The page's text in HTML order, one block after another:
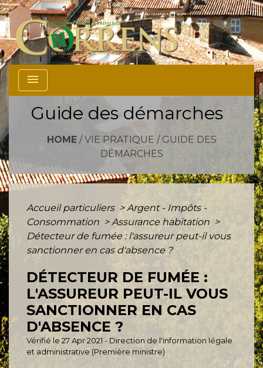
menu
Guide des démarches
HOME/ VIE PRATIQUE / GUIDE DES
DÉMARCHES
Accueil particuliers > Argent - Impôts -
Consommation > Assurance habitation >
Détecteur de fumée : l'assureur peut-il vous
sanctionner en cas d'absence ?
DÉTECTEUR DE FUMÉE :
L'ASSUREUR PEUT-IL VOUS
SANCTIONNER EN CAS
D'ABSENCE ?
Vérifié le 27 Apr 2021 - Direction de l'information légale
et administrative (Première ministre)